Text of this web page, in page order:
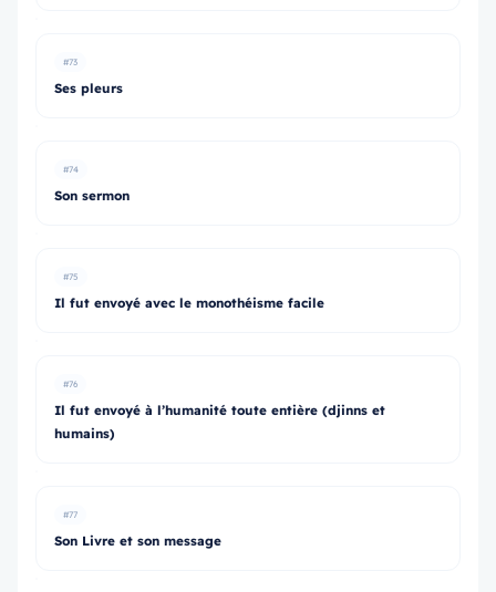
#73
Ses pleurs
#74
Son sermon
#75
Il fut envoyé avec le monothéisme facile
#76
Il fut envoyé à l’humanité toute entière (djinns et
humains)
#77
Son Livre et son message